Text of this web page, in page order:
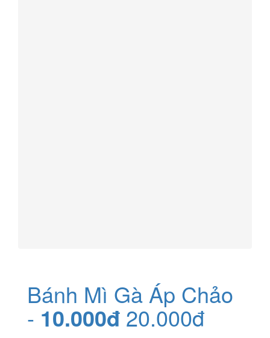
Bánh Mì Gà Áp Chảo
- 10.000đ 20.000đ